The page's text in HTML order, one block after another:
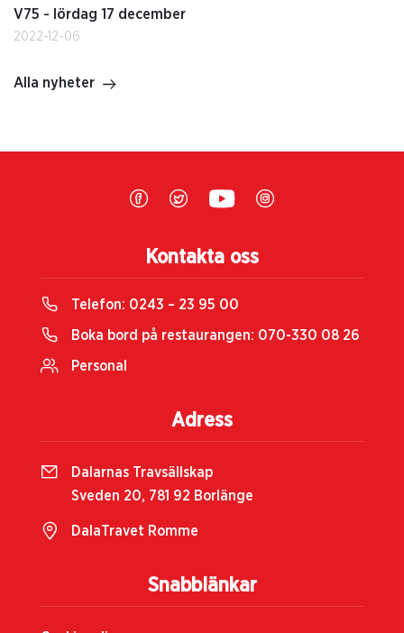
V75 - lördag 17 december
2022-12-06
Alla nyheter
Snabblänkar
Kontakta oss
Telefon: 0243 – 23 95 00
Boka bord på restaurangen: 070-330 08 26
Personal
Adress
Dalarnas Travsällskap
Sveden 20, 781 92 Borlänge
DalaTravet Romme